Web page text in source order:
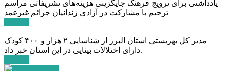
یادداشتی برای ترویج فرهنگ جایگزینی هزینه‌های تشریفاتی مراسم
ترحیم با مشارکت در آزادی زندانیان جرائم غیرعمد
مدیر کل بهزیستی استان البرز از شناسایی ۲ هزار و ۴۰۰ کودک
دارای اختلالات بینایی در این استان خبر داد.